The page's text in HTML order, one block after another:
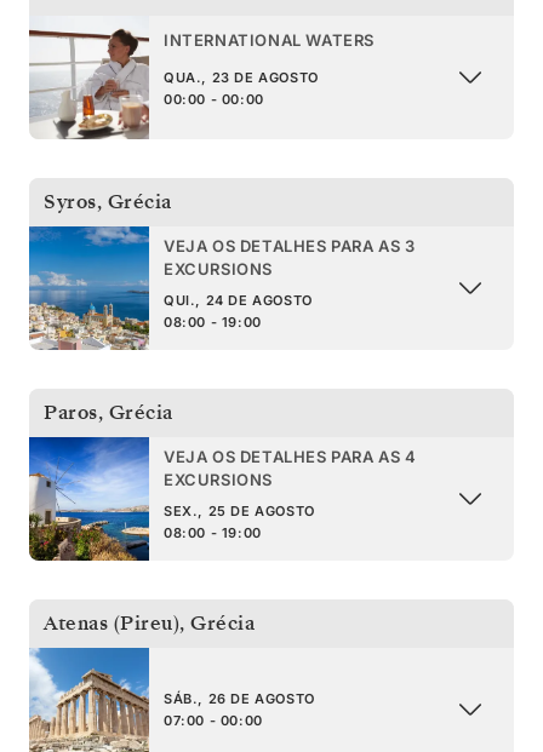
INTERNATIONAL WATERS
QUA., 23 DE AGOSTO
00:00 - 00:00
Syros, Grécia
VEJA OS DETALHES PARA AS 3
EXCURSIONS
QUI., 24 DE AGOSTO
08:00 - 19:00
Paros, Grécia
VEJA OS DETALHES PARA AS 4
EXCURSIONS
SEX., 25 DE AGOSTO
08:00 - 19:00
Atenas (Pireu), Grécia
SÁB., 26 DE AGOSTO
07:00 - 00:00